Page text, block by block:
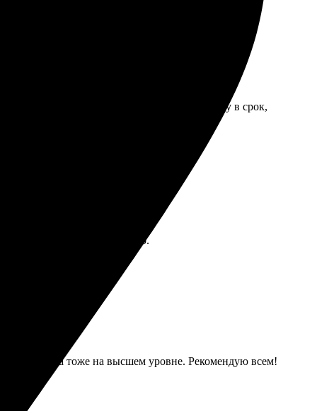
все варианты красивые. Получила книгу в срок,
переданы идеально.
Упаковка тоже на высшем уровне. Рекомендую всем!